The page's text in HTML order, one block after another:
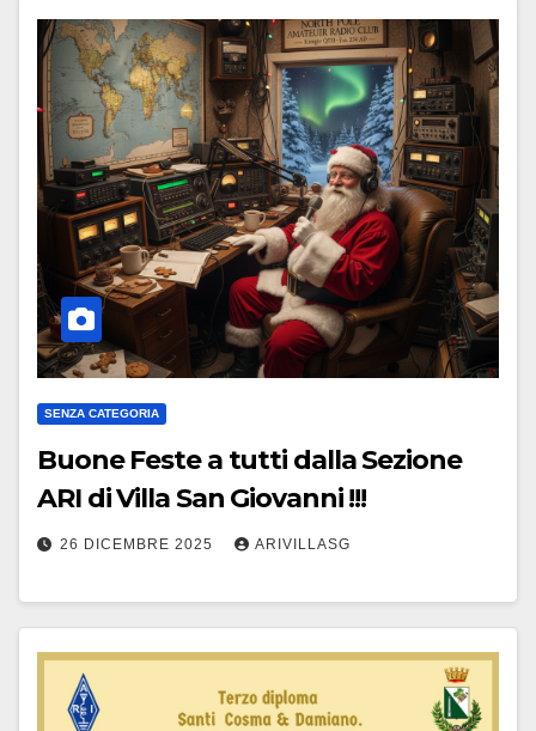
SENZA CATEGORIA
Buone Feste a tutti dalla Sezione
ARI di Villa San Giovanni !!!
26 DICEMBRE 2025 ARIVILLASG